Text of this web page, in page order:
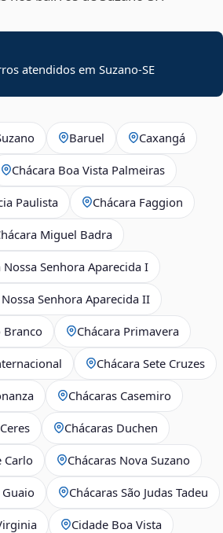
atendidos emSuzano-SE
Baruel Caxangá
Chácara Boa Vista Palmeiras
Paulista Chácara Faggion
Miguel Badra
Nossa Senhora Aparecida I
Senhora Aparecida II
Branco Chácara Primavera
Chácara Sete Cruzes
Chácaras Casemiro
Chácaras Duchen
Carlo Chácaras Nova Suzano
Chácaras São Judas Tadeu
Cidade Boa Vista